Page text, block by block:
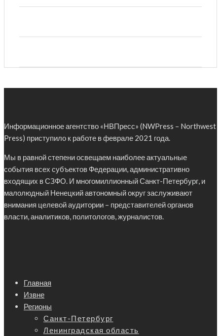
Информационное агентство «НВПресс» (NWPress – Northwest
Press) приступило к работе в феврале 2021 года.
Мы в равной степени освещаем наиболее актуальные
события всех субъектов Федерации, административно
входящих в СЗФО. И многомиллионный Санкт-Петербург, и
малолюдный Ненецкий автономный округ заслуживают
внимания целевой аудитории – представителей органов
власти, аналитиков, политологов, журналистов.
Главная
Извне
Регионы
Санкт-Петербург
Ленинградская область